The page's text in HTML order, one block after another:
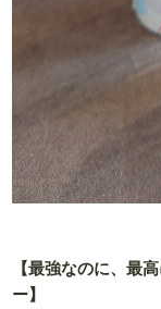
【最強なのに、最
ー】